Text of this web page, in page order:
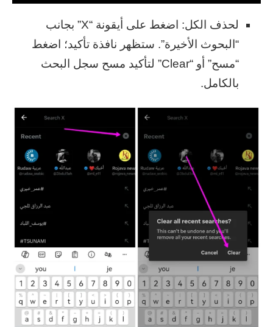
لحذف الكل: اضغط على أيقونة “X” بجانب
“البحوث الأخيرة”. ستظهر نافذة تأكيد؛ اضغط
“مسح” أو “Clear” لتأكيد مسح سجل البحث
بالكامل.